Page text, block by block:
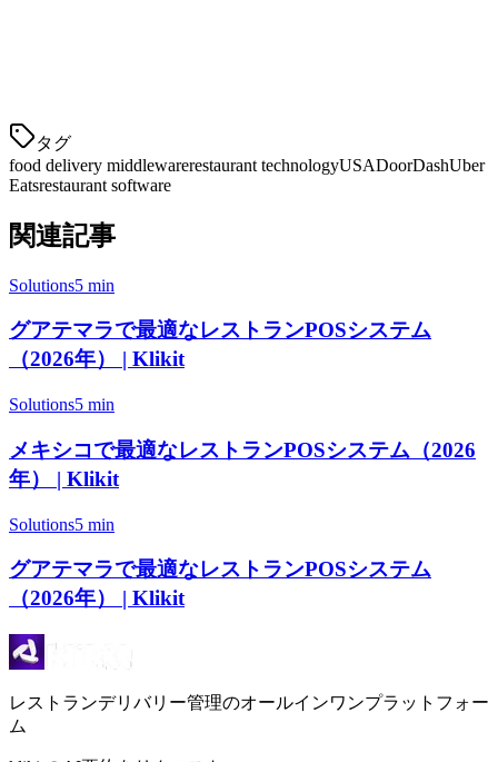
タグ
food delivery middlewarerestaurant technologyUSADoorDashUber
Eatsrestaurant software
関連記事
Solutions5 min
グアテマラで最適なレストランPOSシステム
（2026年） | Klikit
Solutions5 min
メキシコで最適なレストランPOSシステム（2026
年） | Klikit
Solutions5 min
グアテマラで最適なレストランPOSシステム
（2026年） | Klikit
レストランデリバリー管理のオールインワンプラットフォー
ム